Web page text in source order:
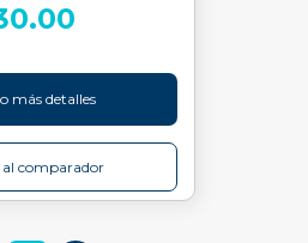
más detalles
comparador